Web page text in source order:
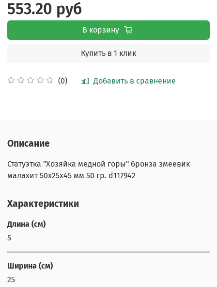
(0) Добавить в сравнение
553.20 руб
В корзину
Купить в 1 клик
Описание
Статуэтка "Хозяйка медной горы" бронза змеевик
малахит 50х25х45 мм 50 гр. d117942
Характеристики
Длина (см)
5
Ширина (см)
25